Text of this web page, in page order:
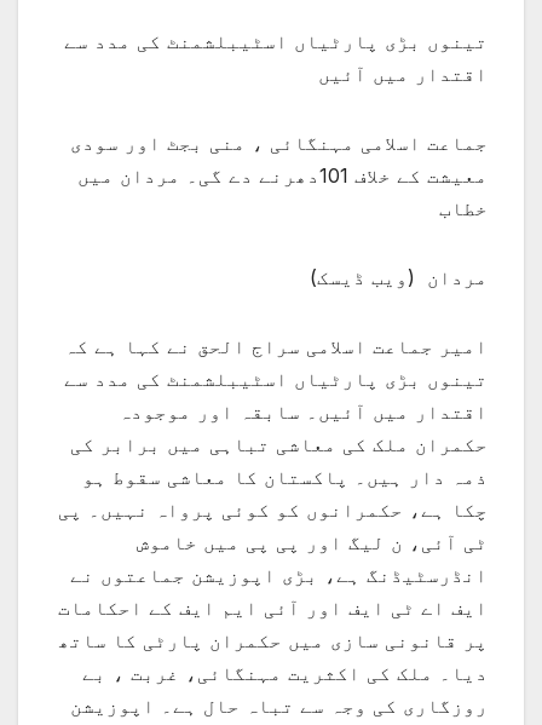
تینوں بڑی پارٹیاں اسٹیبلشمنٹ کی مدد سے
اقتدار میں آئیں
جماعت اسلامی مہنگائی ، منی بجٹ اور سودی
معیشت کے خلاف 101دھرنے دے گی۔ مردان میں
خطاب
مردان (ویب ڈیسک)
امیر جماعت اسلامی سراج الحق نے کہا ہے کہ
تینوں بڑی پارٹیاں اسٹیبلشمنٹ کی مدد سے
اقتدار میں آئیں۔ سابقہ اور موجودہ
حکمران ملک کی معاشی تباہی میں برابر کی
ذمہ دار ہیں۔ پاکستان کا معاشی سقوط ہو
چکا ہے، حکمرانوں کو کوئی پرواہ نہیں۔ پی
ٹی آئی، ن لیگ اور پی پی میں خاموش
انڈرسٹیڈنگ ہے، بڑی اپوزیشن جماعتوں نے
ایف اے ٹی ایف اور آئی ایم ایف کے احکامات
پر قانونی سازی میں حکمران پارٹی کا ساتھ
دیا۔ ملک کی اکثریت مہنگائی، غربت ، بے
روزگاری کی وجہ سے تباہ حال ہے۔ اپوزیشن